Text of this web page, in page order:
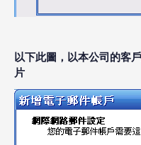
以下此圖，以本公司的客
片